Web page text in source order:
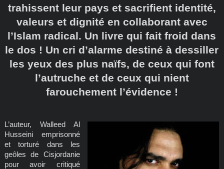
trahissent leur pays et sacrifient identité,
valeurs et dignité en collaborant avec
l’Islam radical. Un livre qui fait froid dans
le dos ! Un cri d’alarme destiné à dessiller
les yeux des plus naïfs, de ceux qui font
l’autruche et de ceux qui nient
farouchement l’évidence !
L’auteur, Walleed Al
Husseini emprisonné
et torturé dans les
geôles de Cisjordanie
pour avoir critiqué